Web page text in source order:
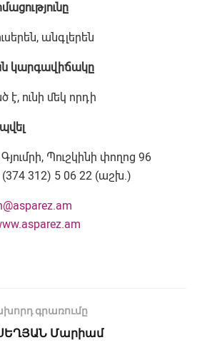
անգլերեն
կարգավիճակը
է, ունի մեկ որդի
Պուշկինի փողոց 96
312) 5 06 22 (աշխ.)
գրառումը
Մարիամ